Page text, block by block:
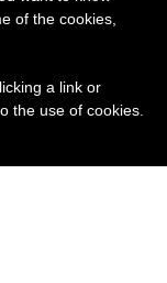
of the cookies,
a link or
the use of cookies.